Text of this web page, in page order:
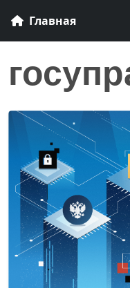
Главная